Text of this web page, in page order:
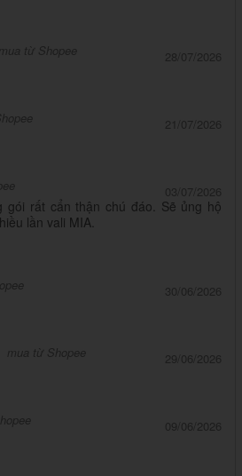
mua từ Shopee 28/07/2026
21/07/2026
03/07/2026
gói rất cẩn thận chú đáo. Sẽ ủng hộ
lần vali MIA.
30/06/2026
mua từ Shopee 29/06/2026
09/06/2026